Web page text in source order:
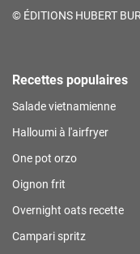
© ÉDITIONS HUBERT
Recettes populaires
Salade vietnamienne
Halloumi à l'airfryer
One pot orzo
Oignon frit
Overnight oats recette
Campari spritz